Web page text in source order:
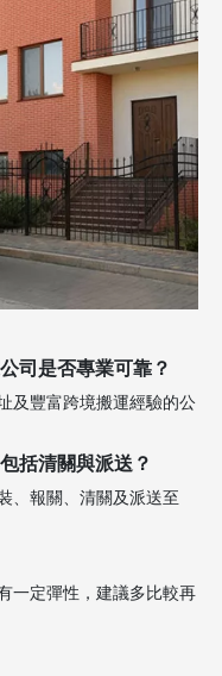
司是否專業可靠？
及豐富跨境搬運經驗的公
括清關與派送？
、報關、清關及派送至
一定彈性，建議多比較再